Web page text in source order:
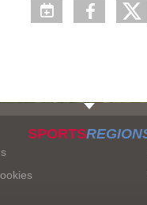
SPORTS